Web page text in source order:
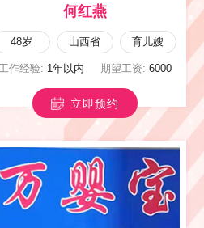
饶宪平
47岁 河南省 育儿嫂
工作经验:3-5年 期望工资: 7000
立即预约